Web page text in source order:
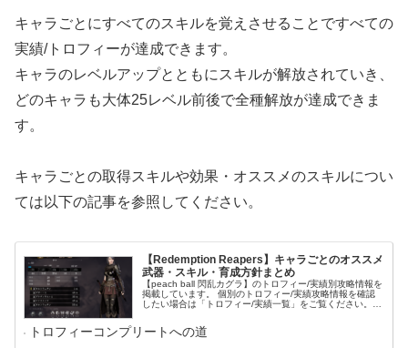
キャラごとにすべてのスキルを覚えさせることですべての
実績/トロフィーが達成できます。
キャラのレベルアップとともにスキルが解放されていき、
どのキャラも大体25レベル前後で全種解放が達成できま
す。
キャラごとの取得スキルや効果・オススメのスキルについ
ては以下の記事を参照してください。
【Redemption Reapers】キャラごとのオススメ
武器・スキル・育成方針まとめ
【peach ball 閃乱カグラ】のトロフィー/実績別攻略情報を
掲載しています。 個別のトロフィー/実績攻略情報を確認
したい場合は「トロフィー/実績一覧」をご覧ください。
の攻略情報に移動できます。 これからコンプリート目指し
てプレイされる方は「プレイ方針」をご覧ください。 コン
トロフィーコンプリートへの道